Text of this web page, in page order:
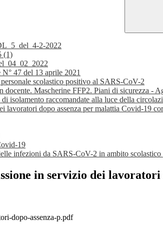
2-2022
(1)
47 del 13 aprile 2021
scolastico positivo al SARS-CoV-2
docente. Mascherine FFP2. Piani di sicurezza -
isolamento raccomandate alla luce della
dopo assenza per malattia Covid-19
19
infezioni da SARS-CoV-2 in ambito scolastico
in servizio dei
dopo-assenza-p.pdf